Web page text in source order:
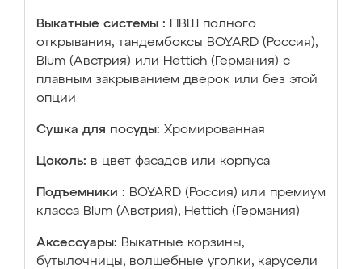
Выкатные системы :
ПВШ полного
открывания, тандембоксы BOYARD (Россия),
Blum (Австрия) или Hettich (Германия) с
плавным закрыванием дверок или без этой
опции
Сушка для посуды: Хромированная
Цоколь: в цвет фасадов или корпуса
Подъемники : BOYARD (Россия) или премиум
класса Blum (Австрия), Hettich (Германия)
Аксессуары: Выкатные корзины,
бутылочницы, волшебные уголки, карусели